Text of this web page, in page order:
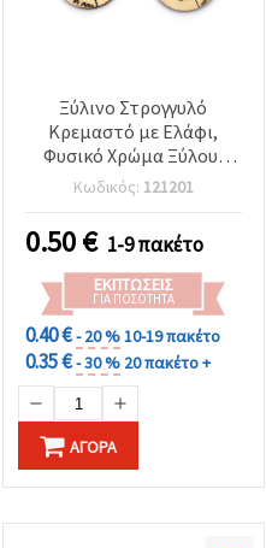
Ξύλινο Στρογγυλό
Κρεμαστό με Ελάφι,
Φυσικό Χρώμα Ξύλου,
30x2,5 mm, Οπή: 1 mm -
10 τεμ.
Κωδικός: 121201
0.50€ 1-9 πακέτο
ΕΚΠΤΏΣΕΙΣ
ΓΙΑ ΠΟΣΌΤΗΤΑ
0.40 €- 20 %10-19 πακέτο
0.35 €- 30 % 20 πακέτο +
ΑΓΟΡΆ